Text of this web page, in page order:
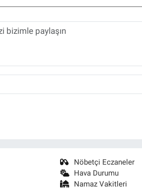
Nöbetçi Eczaneler
Hava Durumu
Namaz Vakitleri